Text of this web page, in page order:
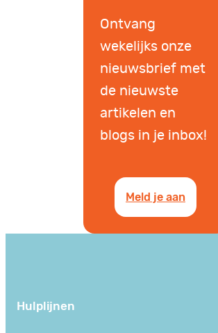
Ontvang
wekelijks onze
nieuwsbrief met
de nieuwste
artikelen en
blogs in je inbox!
Meld je aan
Hulplijnen